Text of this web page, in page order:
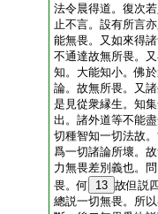
法令晨得道。復次
止不言。設有所言
能無畏。又如來得
不通達故無所畏。
知。大能知小。佛
論。故無所畏。又
是見從衆縁生。知
出。諸外道等不能
切種智知一切法故
爲一切諸論所壞。
力無畏差別義也。
畏。何
13 故但説
總説一切無畏。所